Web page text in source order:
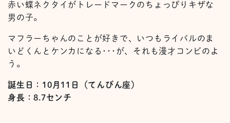
赤い蝶ネクタイがトレードマークのちょっぴりキザな
男の子。
マフラーちゃんのことが好きで、いつもライバルのま
いどくんとケンカになる･･･が、それも漫才コンビのよ
う。
誕生日：10月11日（てんびん座）
身長：8.7センチ